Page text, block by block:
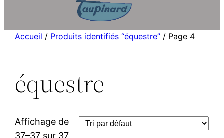
Accueil / Produits identifiés “équestre” / Page 4
équestre
Affichage de